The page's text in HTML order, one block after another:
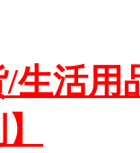
/生活